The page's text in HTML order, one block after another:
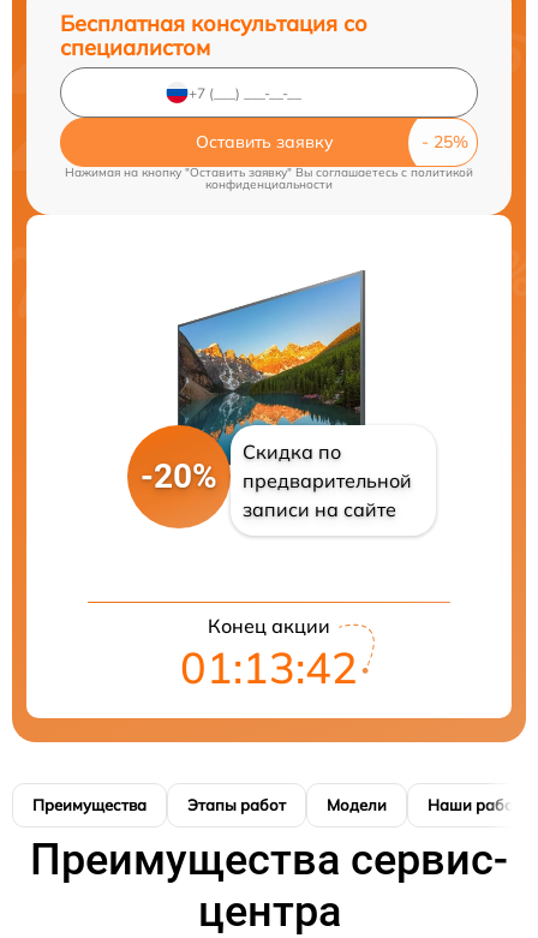
Бесплатная консультация со
специалистом
Оставить заявку
Нажимая на кнопку "Оставить заявку" Вы соглашаетесь cполитикой
конфиденциальности
-20%
Скидка по
предварительной
записи на сайте
Конец акции
01:13:41
Преимущества Этапы работ Модели Наши работы
Преимущества сервис-
центра